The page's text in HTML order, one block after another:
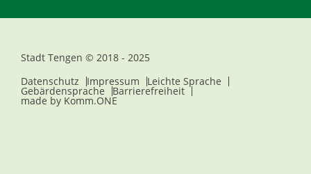
Stadt Tengen © 2018 - 2025
Datenschutz
Impressum Leichte Sprache
Gebärdensprache Barrierefreiheit
made by Komm.ONE